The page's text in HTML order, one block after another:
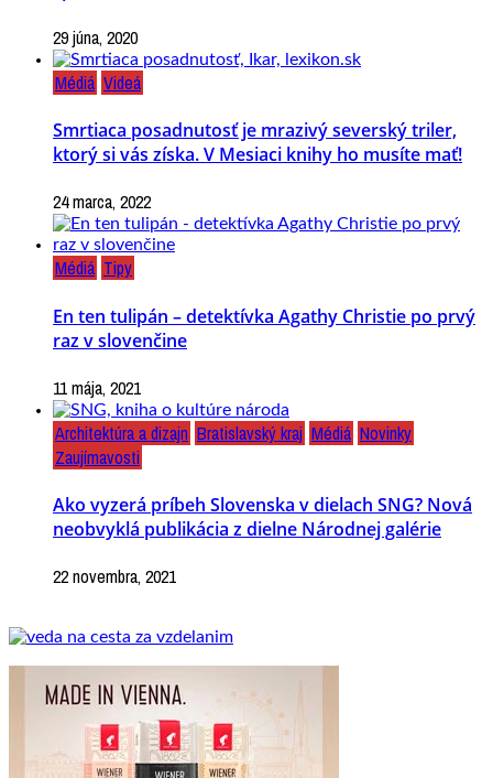
29 júna, 2020
Médiá Videá
Smrtiaca posadnutosť je mrazivý severský triler,
ktorý si vás získa. V Mesiaci knihy ho musíte mať!
24 marca, 2022
Médiá Tipy
En ten tulipán – detektívka Agathy Christie po prvý
raz v slovenčine
11 mája, 2021
Architektúra a dizajn Bratislavský kraj Médiá Novinky
Zaujímavosti
Ako vyzerá príbeh Slovenska v dielach SNG? Nová
neobvyklá publikácia z dielne Národnej galérie
22 novembra, 2021